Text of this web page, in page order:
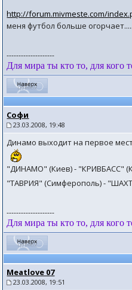
http://forum.mivmeste.com/
меня футбол больше
--------------------
Для мира ты кто то, для кого
Софи
23.03.2008, 19:48
Динамо выходит на первое
"ДИНАМО" (Киев) - "КРИВБАСС"
"ТАВРИЯ" (Симферополь) -
--------------------
Для мира ты кто то, для кого
Meatlove 07
23.03.2008, 19:51